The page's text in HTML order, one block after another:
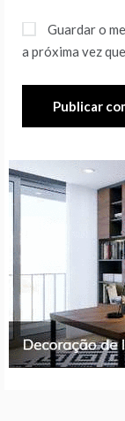
Guardar o
a próxima vez